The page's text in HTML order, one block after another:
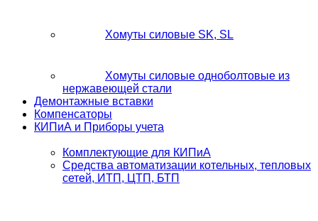
Хомуты силовые SK, SL
Хомуты силовые одноболтовые из
нержавеющей стали
Демонтажные вставки
Компенсаторы
КИПиА и Приборы учета
Комплектующие для КИПиА
Средства автоматизации котельных, тепловых
сетей, ИТП, ЦТП, БТП